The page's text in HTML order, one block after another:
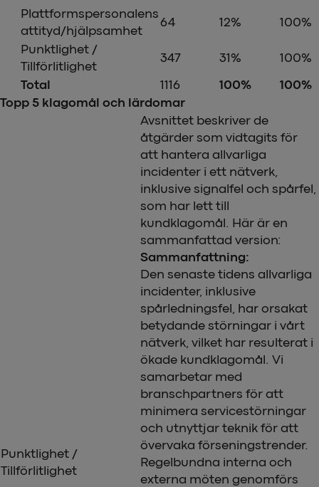
Plattformspersonalens
attityd/hjälpsamhet
64 12%
100%
Punktlighet /
Tillförlitlighet
347 31%
100%
Total
1116 100%
100%
Topp 5 klagomål och lärdomar
Punktlighet /
Tillförlitlighet
Avsnittet beskriver de
åtgärder som vidtagits för
att hantera allvarliga
incidenter i ett nätverk,
inklusive signalfel och spårfel,
som har lett till
kundklagomål. Här är en
sammanfattad version:
Sammanfattning:
Den senaste tidens allvarliga
incidenter, inklusive
spårledningsfel, har orsakat
betydande störningar i vårt
nätverk, vilket har resulterat i
ökade kundklagomål. Vi
samarbetar med
branschpartners för att
minimera servicestörningar
och utnyttjar teknik för att
övervaka förseningstrender.
Regelbundna interna och
externa möten genomförs